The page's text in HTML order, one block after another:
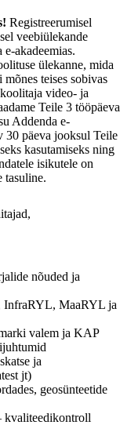
Registreerumisel
veebiülekande
akadeemias.
ülekanne, mida
teises sobivas
video- ja
Teile 3 tööpäeva
Addenda e-
30 päeva jooksul Teile
kasutamiseks ning
isikutele on
tasuline.
nõuded ja
InfraRYL, MaaRYL ja
valem ja KAP
ja
jt)
geosünteetide
kvaliteedikontroll